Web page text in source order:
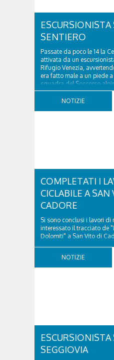
ESCURSIONISTA
SENTIERO
Passate da poco le 14 la
attivata da un
Rifugio Venezia,
era fatto male a un piede
squadra del Soccorso
ha quindi raggiunto
NOTIZIE
COMPLETATI I
CICLABILE A
CADORE
Si sono conclusi i lavori di
interessato il tracciato de
Dolomiti" a San Vito di
appositi dissuasori in
NOTIZIE
ESCURSIONISTA
SEGGIOVIA